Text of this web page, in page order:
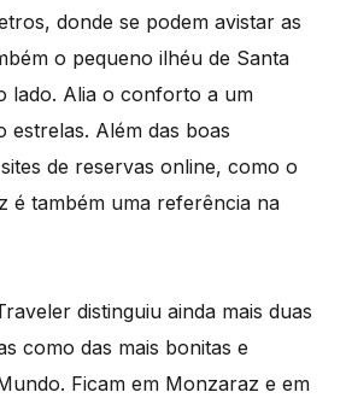
donde se podem avistar as
o pequeno ilhéu de Santa
lado. Alia o conforto a um
estrelas. Além das boas
de reservas online, como o
é também uma referência na
distinguiu ainda mais duas
como das mais bonitas e
Ficam em Monzaraz e em